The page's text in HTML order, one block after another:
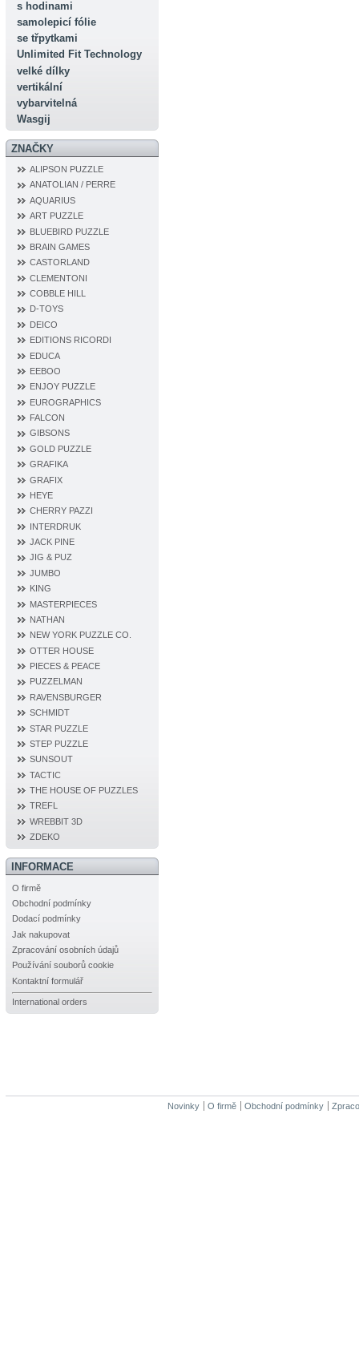
s hodinami
samolepicí fólie
se třpytkami
Unlimited Fit Technology
velké dílky
vertikální
vybarvitelná
Wasgij
ZNAČKY
ALIPSON PUZZLE
ANATOLIAN / PERRE
AQUARIUS
ART PUZZLE
BLUEBIRD PUZZLE
BRAIN GAMES
CASTORLAND
CLEMENTONI
COBBLE HILL
D‐TOYS
DEICO
EDITIONS RICORDI
EDUCA
EEBOO
ENJOY PUZZLE
EUROGRAPHICS
FALCON
GIBSONS
GOLD PUZZLE
GRAFIKA
GRAFIX
HEYE
CHERRY PAZZI
INTERDRUK
JACK PINE
JIG & PUZ
JUMBO
KING
MASTERPIECES
NATHAN
NEW YORK PUZZLE CO.
OTTER HOUSE
PIECES & PEACE
PUZZELMAN
RAVENSBURGER
SCHMIDT
STAR PUZZLE
STEP PUZZLE
SUNSOUT
TACTIC
THE HOUSE OF PUZZLES
TREFL
WREBBIT 3D
ZDEKO
INFORMACE
O firmě
Obchodní podmínky
Dodací podmínky
Jak nakupovat
Zpracování osobních údajů
Používání souborů cookie
Kontaktní formulář
International orders
Novinky O firmě Obchodní podmínky